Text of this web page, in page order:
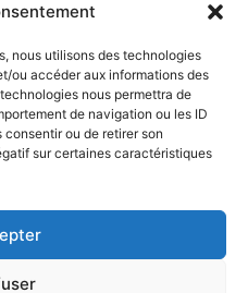
nous utilisons des technologies
ou accéder aux informations des
nous permettra de
de navigation ou les ID
ou de retirer son
sur certaines caractéristiques